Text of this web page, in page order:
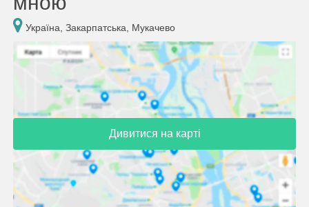
Україна, Закарпатська, Мукачево
Дивитися на карті